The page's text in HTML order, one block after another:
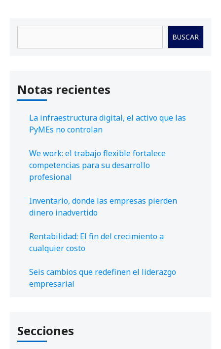
BUSCAR
Notas recientes
La infraestructura digital, el activo que las
PyMEs no controlan
We work: el trabajo flexible fortalece
competencias para su desarrollo
profesional
Inventario, donde las empresas pierden
dinero inadvertido
Rentabilidad: El fin del crecimiento a
cualquier costo
Seis cambios que redefinen el liderazgo
empresarial
Secciones